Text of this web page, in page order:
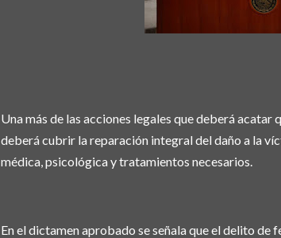
Una más de las acciones legales que deberá
deberá cubrir la reparación integral del daño a la
médica, psicológica y tratamientos necesarios.
En el dictamen aprobado se señala que el delito